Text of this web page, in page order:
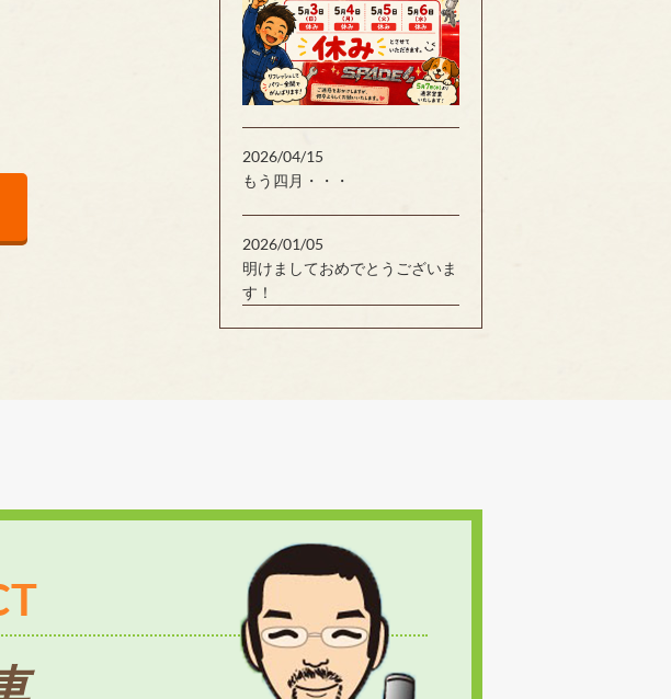
2026/04/15
もう四月・・・
2026/01/05
明けましておめでとうございま
す！